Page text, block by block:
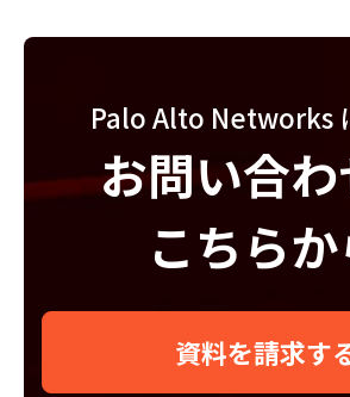
Palo Alto Networks
お問い合
こちらか
資料を請求す